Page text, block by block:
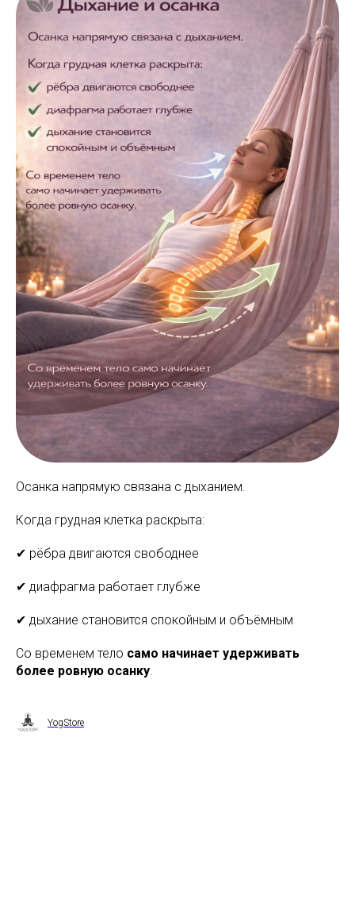
Осанка напрямую связана с дыханием.
Когда грудная клетка раскрыта:
✔ рёбра двигаются свободнее
✔ диафрагма работает глубже
✔ дыхание становится спокойным и объёмным
Со временем тело само начинает удерживать
более ровную осанку.
YogStore